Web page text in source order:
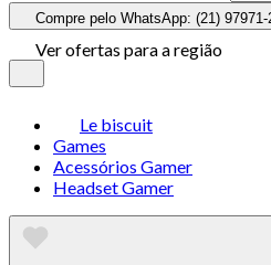
Compre pelo WhatsApp: (21) 97971-
Ver ofertas para a região
Le biscuit
Games
Acessórios Gamer
Headset Gamer